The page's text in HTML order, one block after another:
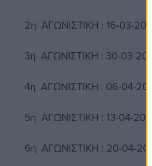
2η ΑΓΩΝΙΣΤΙΚΗ : 16-03-2016
3η ΑΓΩΝΙΣΤΙΚΗ : 30-03-2016
4η ΑΓΩΝΙΣΤΙΚΗ : 06-04-2016
5η ΑΓΩΝΙΣΤΙΚΗ : 13-04-2016
6η ΑΓΩΝΙΣΤΙΚΗ : 20-04-2016